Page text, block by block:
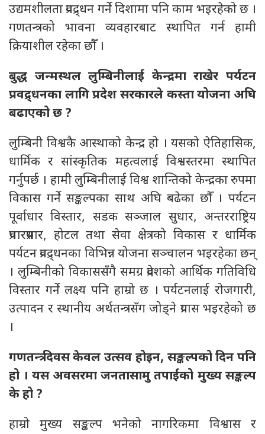
उद्यमशीलता प्रवद्र्धन गर्ने दिशामा पनि काम भइरहेको छ ।
गणतन्त्रको भावना व्यवहारबाट स्थापित गर्न हामी
क्रियाशील रहेका छौँ ।
बुद्ध जन्मस्थल लुम्बिनीलाई केन्द्रमा राखेर पर्यटन
प्रवद्र्धनका लागि प्रदेश सरकारले कस्ता योजना अघि
बढाएको छ ?
लुम्बिनी विश्वकै आस्थाको केन्द्र हो । यसको ऐतिहासिक,
धार्मिक र सांस्कृतिक महत्वलाई विश्वस्तरमा स्थापित
गर्नुपर्छ । हामी लुम्बिनीलाई विश्व शान्तिको केन्द्रका रुपमा
विकास गर्ने सङ्कल्पका साथ अघि बढेका छौँ । पर्यटन
पूर्वाधार विस्तार, सडक सञ्जाल सुधार, अन्तरराष्ट्रिय
प्रचारप्रसार, होटल तथा सेवा क्षेत्रको विकास र धार्मिक
पर्यटन प्रवद्र्धनका विभिन्न योजना सञ्चालन भइरहेका छन्
। लुम्बिनीको विकाससँगै समग्र प्रदेशको आर्थिक गतिविधि
विस्तार गर्ने लक्ष्य पनि हाम्रो छ । पर्यटनलाई रोजगारी,
उत्पादन र स्थानीय अर्थतन्त्रसँग जोड्ने प्रयास भइरहेको छ
।
गणतन्त्र दिवस केवल उत्सव होइन, सङ्कल्पको दिन पनि
हो । यस अवसरमा जनतासामु तपाईंको मुख्य सङ्कल्प
के हो ?
हाम्रो मुख्य सङ्कल्प भनेको नागरिकमा विश्वास र